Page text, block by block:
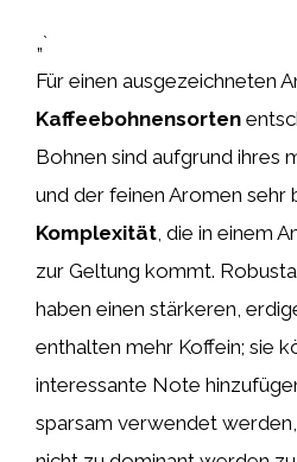
„`
Für einen ausgezeichneten
Kaffeebohnensorten
Bohnen sind aufgrund ihres
und der feinen Aromen sehr
Komplexität , die in einem
zur Geltung kommt.
haben einen stärkeren,
enthalten mehr Koffein; sie
interessante Note
sparsam verwendet